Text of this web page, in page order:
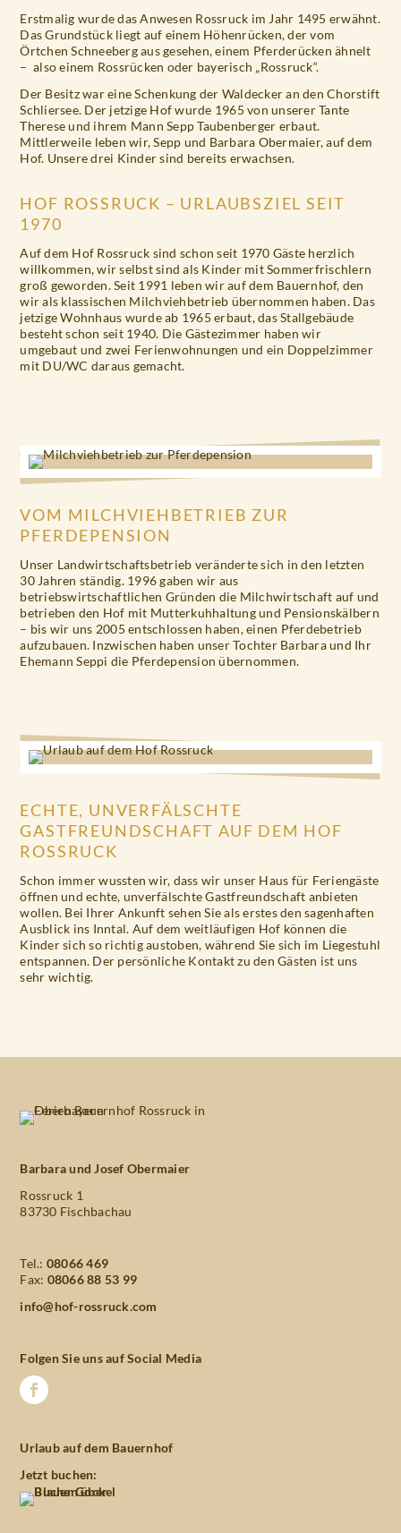
Erstmalig wurde das Anwesen Rossruck im Jahr 1495 erwähnt.
Das Grundstück liegt auf einem Höhenrücken, der vom
Örtchen Schneeberg aus gesehen, einem Pferderücken ähnelt
– also einem Rossrücken oder bayerisch „Rossruck“.
Der Besitz war eine Schenkung der Waldecker an den Chorstift
Schliersee. Der jetzige Hof wurde 1965 von unserer Tante
Therese und ihrem Mann Sepp Taubenberger erbaut.
Mittlerweile leben wir, Sepp und Barbara Obermaier, auf dem
Hof. Unsere drei Kinder sind bereits erwachsen.
HOF ROSSRUCK – URLAUBSZIEL SEIT
1970
Auf dem Hof Rossruck sind schon seit 1970 Gäste herzlich
willkommen, wir selbst sind als Kinder mit Sommerfrischlern
groß geworden. Seit 1991 leben wir auf dem Bauernhof, den
wir als klassischen Milchviehbetrieb übernommen haben. Das
jetzige Wohnhaus wurde ab 1965 erbaut, das Stallgebäude
besteht schon seit 1940. Die Gästezimmer haben wir
umgebaut und zwei Ferienwohnungen und ein Doppelzimmer
mit DU/WC daraus gemacht.
VOM MILCHVIEHBETRIEB ZUR
PFERDEPENSION
Unser Landwirtschaftsbetrieb veränderte sich in den letzten
30 Jahren ständig. 1996 gaben wir aus
betriebswirtschaftlichen Gründen die Milchwirtschaft auf und
betrieben den Hof mit Mutterkuhhaltung und Pensionskälbern
– bis wir uns 2005 entschlossen haben, einen Pferdebetrieb
aufzubauen. Inzwischen haben unser Tochter Barbara und Ihr
Ehemann Seppi die Pferdepension übernommen.
ECHTE, UNVERFÄLSCHTE
GASTFREUNDSCHAFT AUF DEM HOF
ROSSRUCK
Schon immer wussten wir, dass wir unser Haus für Feriengäste
öffnen und echte, unverfälschte Gastfreundschaft anbieten
wollen. Bei Ihrer Ankunft sehen Sie als erstes den sagenhaften
Ausblick ins Inntal. Auf dem weitläufigen Hof können die
Kinder sich so richtig austoben, während Sie sich im Liegestuhl
entspannen. Der persönliche Kontakt zu den Gästen ist uns
sehr wichtig.
Barbara und Josef Obermaier
Rossruck 1
83730 Fischbachau
Tel.: 08066 469
Fax: 08066 88 53 99
info@hof-rossruck.com
Folgen Sie uns auf Social Media
Urlaub auf dem Bauernhof
Jetzt buchen: